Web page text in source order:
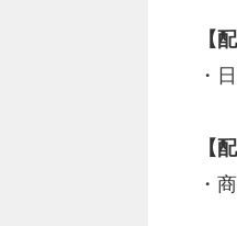
【
・
【
・